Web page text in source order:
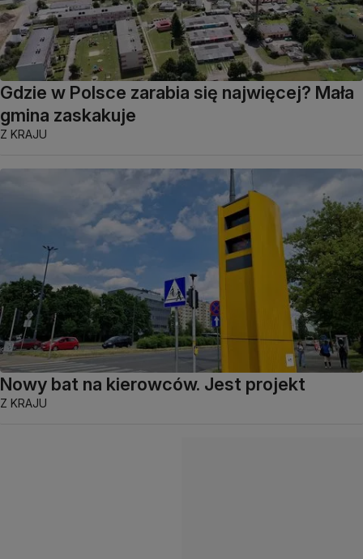
Gdzie w Polsce zarabia się najwięcej? Mała
gmina zaskakuje
Z KRAJU
Nowy bat na kierowców. Jest projekt
Z KRAJU